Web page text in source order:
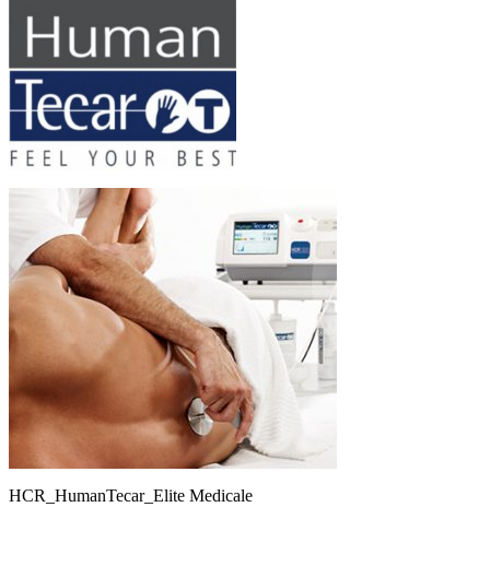
HCR_HumanTecar_Elite Medicale